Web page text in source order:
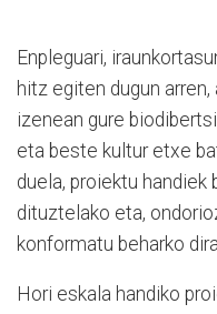
Enpleguari,
hitz egiten dugun
izenean gure
eta beste kultur etxe
duela, proiektu handiek
dituztelako eta,
konformatu beharko dira.
Hori eskala handiko